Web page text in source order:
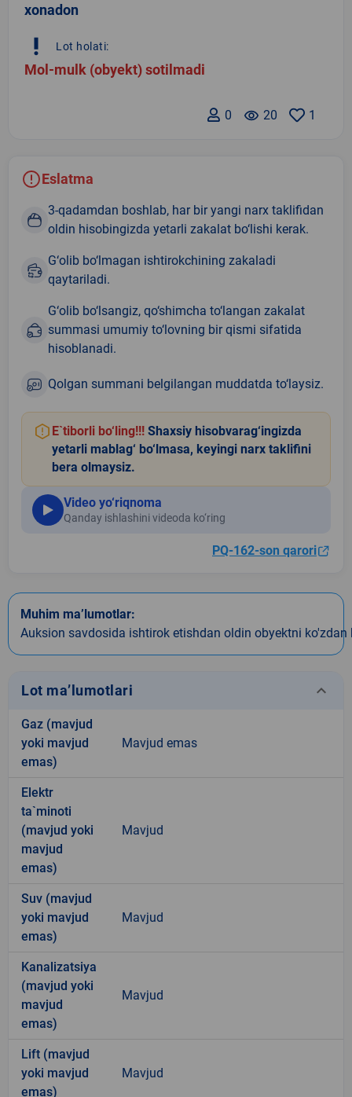
xonadon
priority_high Lot holati:
Mol-mulk (obyekt) sotilmadi
1
remove_red_eye 20
0
Eslatma
3-qadamdan boshlab, har bir yangi narx taklifidan
oldin hisobingizda yetarli zakalat bo‘lishi kerak.
G‘olib bo‘lmagan ishtirokchining zakaladi
qaytariladi.
G‘olib bo‘lsangiz, qo‘shimcha to‘langan zakalat
summasi umumiy to‘lovning bir qismi sifatida
hisoblanadi.
Qolgan summani belgilangan muddatda to‘laysiz.
E`tiborli bo‘ling!!! Shaxsiy hisobvarag‘ingizda
yetarli mablag‘ bo‘lmasa, keyingi narx taklifini
bera olmaysiz.
Video yo‘riqnoma
Qanday ishlashini videoda ko‘ring
PQ-162-son qarori
Muhim ma’lumotlar:
Auksion savdosida ishtirok etishdan oldin obyektni
Lot ma’lumotlari keyboard_arrow_down
Gaz (mavjud
yoki mavjud
emas)
Mavjud emas
Elektr
ta`minoti
(mavjud yoki
mavjud
emas)
Mavjud
Suv (mavjud
yoki mavjud
emas)
Mavjud
Kanalizatsiya
(mavjud yoki
mavjud
emas)
Mavjud
Lift (mavjud
yoki mavjud
emas)
Mavjud